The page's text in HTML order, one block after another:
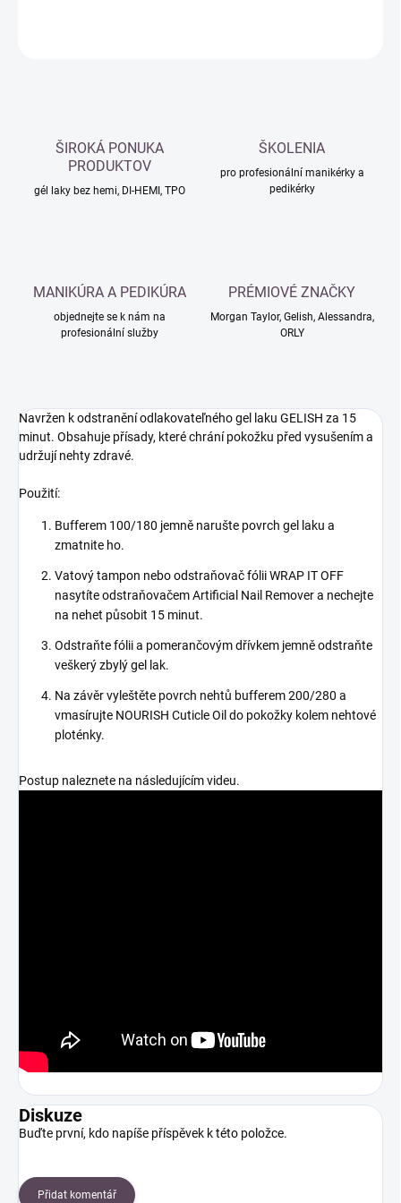
ŠIROKÁ PONUKA
PRODUKTOV
gél laky bez hemi, DI-HEMI, TPO
ŠKOLENIA
pro profesionální manikérky a
pedikérky
MANIKÚRA A PEDIKÚRA
objednejte se k nám na
profesionální služby
PRÉMIOVÉ ZNAČKY
Morgan Taylor, Gelish, Alessandra,
ORLY
Navržen k odstranění odlakovateľného gel laku GELISH za 15
minut. Obsahuje přísady, které chrání pokožku před vysušením a
udržují nehty zdravé.
Použití:
Bufferem 100/180 jemně narušte povrch gel laku a
zmatnite ho.
Vatový tampon nebo odstraňovač fólii WRAP IT OFF
nasytíte odstraňovačem Artificial Nail Remover a nechejte
na nehet působit 15 minut.
Odstraňte fólii a pomerančovým dřívkem jemně odstraňte
veškerý zbylý gel lak.
Na závěr vyleštěte povrch nehtů bufferem 200/280 a
vmasírujte NOURISH Cuticle Oil do pokožky kolem nehtové
ploténky.
Postup naleznete na následujícím videu.
Diskuze
Buďte první, kdo napíše příspěvek k této položce.
Přidat komentář